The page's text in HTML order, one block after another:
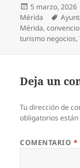
Publicado
el
5 marzo, 2026
Mérida
Mérida,
turismo negocios,
Deja un
Tu dirección de
obligatorios
COMENTARIO *